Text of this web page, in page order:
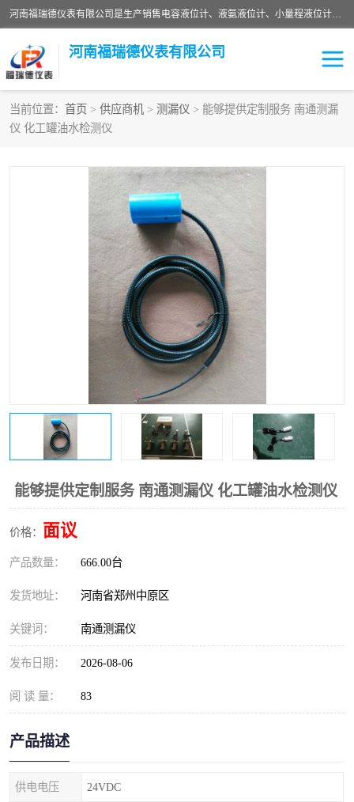
河南福瑞德仪表有限公司是生产销售电容液位计、液氨液位计、小量程液位计定制、智能锅炉水位计、液氮液位计等；并在产品开发、研制的过程中，吸取国内外仪器仪表的技术精华，建立了一支高、精、尖的科研开发队伍，使产品性能不断升级。
河南福瑞德仪表有限公司
当前位置： 首页 > 供应商机 > 测漏仪 > 能够提供定制服务 南通测漏
仪 化工罐油水检测仪
能够提供定制服务 南通测漏仪 化工罐油水检测仪
价格： 面议
产品数量： 666.00台
发货地址： 河南省郑州中原区
关键词： 南通测漏仪
发布日期： 2026-08-06
阅 读 量： 83
产品描述
供电电压 24VDC
液位计
流量传感器
液氮液位计
液位计传感器定制
物位计
测漏仪
锅炉水位计
智能锅炉水位计 电容液位计
流量仪表 加油站液位仪